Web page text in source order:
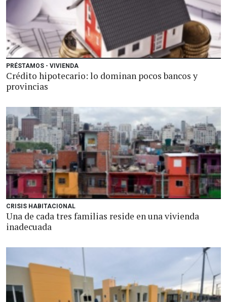
PRÉSTAMOS - VIVIENDA
Crédito hipotecario: lo dominan pocos bancos y
provincias
CRISIS HABITACIONAL
Una de cada tres familias reside en una vivienda
inadecuada